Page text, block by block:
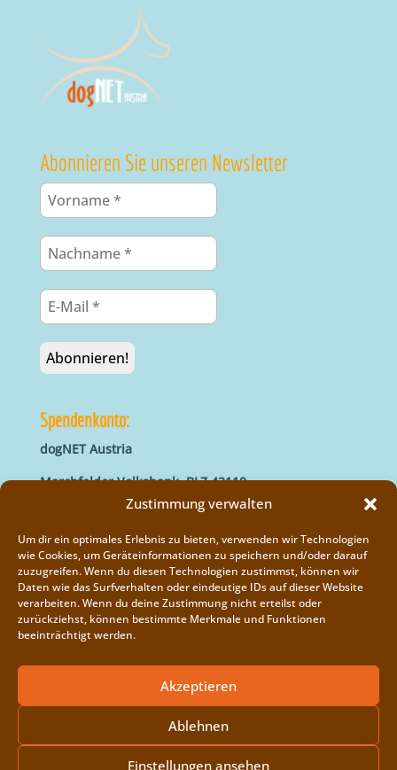
Zustimmung verwalten
Um dir ein optimales Erlebnis zu bieten, verwenden wir Technologien
wie Cookies, um Geräteinformationen zu speichern und/oder darauf
zuzugreifen. Wenn du diesen Technologien zustimmst, können wir
Daten wie das Surfverhalten oder eindeutige IDs auf dieser Website
verarbeiten. Wenn du deine Zustimmung nicht erteilst oder
zurückziehst, können bestimmte Merkmale und Funktionen
beeinträchtigt werden.
Akzeptieren
Ablehnen
Einstellungen ansehen
Abonnieren Sie unseren Newsletter
Spendenkonto:
dogNET Austria
Marchfelder Volksbank, BLZ 42110
IBAN: AT66 4211 0421 5000 0000
Cookie-Richtlinie (EU)